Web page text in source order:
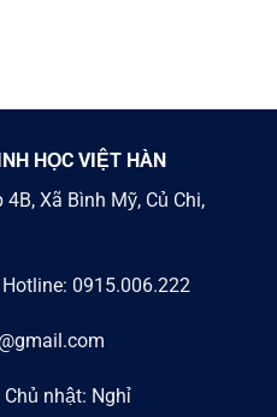
HỌC VIỆT HÀN
Xã Bình Mỹ, Củ Chi,
0915.006.222
nhật: Nghỉ